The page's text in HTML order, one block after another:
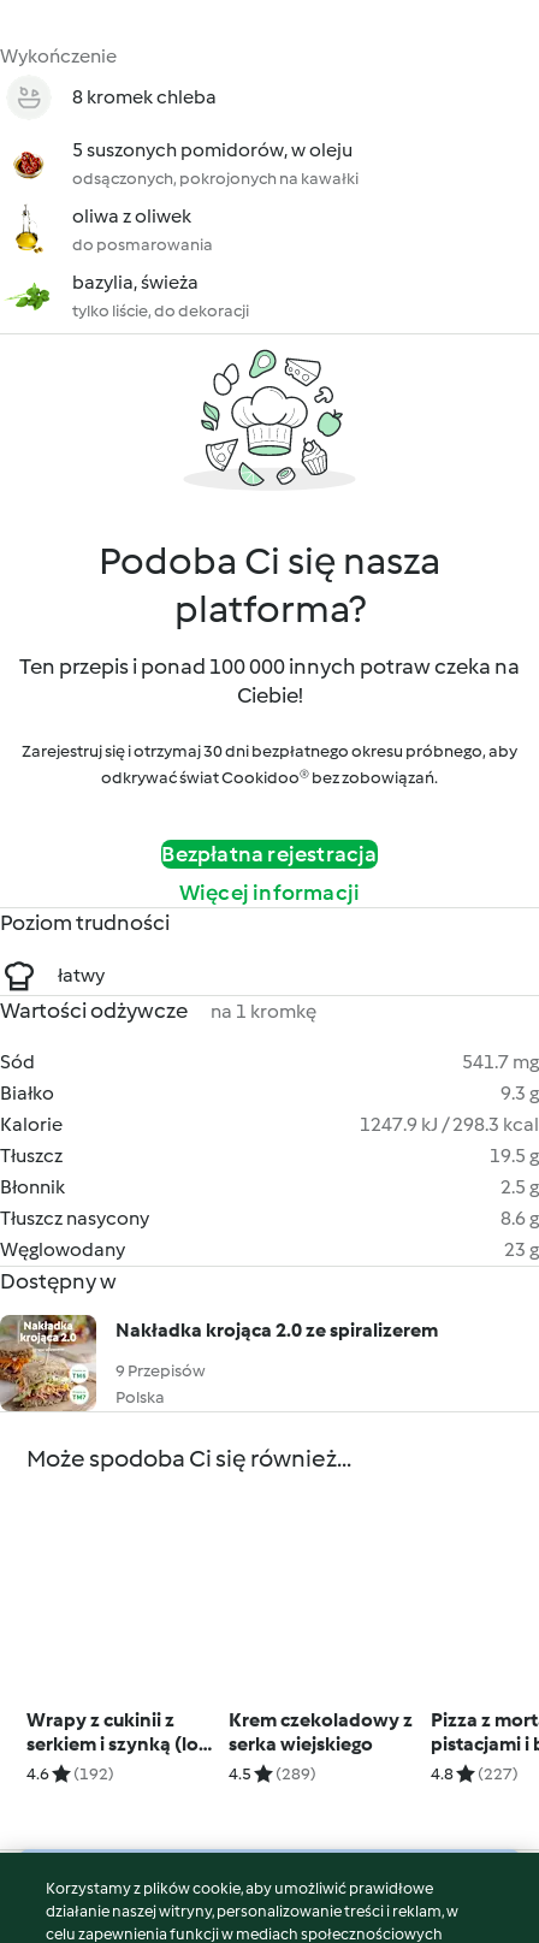
Wykończenie
8 kromek chleba
5 suszonych pomidorów, w oleju
odsączonych, pokrojonych na kawałki
oliwa z oliwek
do posmarowania
bazylia, świeża
tylko liście, do dekoracji
Podoba Ci się nasza
platforma?
Ten przepis i ponad 100 000 innych potraw czeka na
Ciebie!
Zarejestruj się i otrzymaj 30 dni bezpłatnego okresu próbnego, aby
odkrywać świat Cookidoo® bez zobowiązań.
Bezpłatna rejestracja
Więcej informacji
Poziom trudności
łatwy
Wartości odżywcze na 1 kromkę
Sód
541.7 mg
Białko
9.3 g
Kalorie
1247.9 kJ / 298.3 kcal
Tłuszcz
19.5 g
Błonnik
2.5 g
Tłuszcz nasycony
8.6 g
Węglowodany
23 g
Dostępny w
Nakładka krojąca 2.0 ze spiralizerem
9 Przepisów
Polska
Może spodoba Ci się również...
Wrapy z cukinii z
serkiem i szynką (low
carb)
4.6 (192)
Krem czekoladowy z
serka wiejskiego
4.5 (289)
Pizza z
pistacjami i
4.8 (227)
© Copyright 2026
Korzystamy z plików cookie, aby umożliwić prawidłowe
działanie naszej witryny, personalizowanie treści i reklam, w
celu zapewnienia funkcji w mediach społecznościowych